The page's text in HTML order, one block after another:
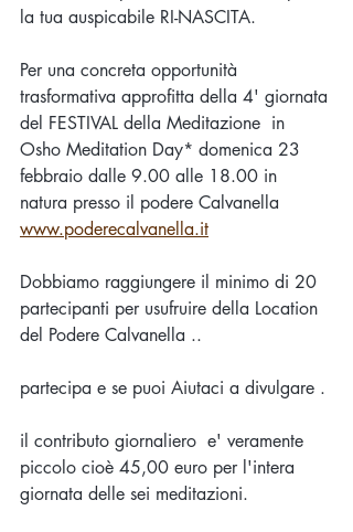
la tua auspicabile RI-NASCITA.
Per una concreta opportunità
trasformativa approfitta della 4' giornata
del FESTIVAL della Meditazione  in
Osho Meditation Day* domenica 23
febbraio dalle 9.00 alle 18.00 in
natura presso il podere Calvanella
www.poderecalvanella.it
Dobbiamo raggiungere il minimo di 20
partecipanti per usufruire della Location
del Podere Calvanella ..
partecipa e se puoi Aiutaci a divulgare .
il contributo giornaliero  e' veramente
piccolo cioè 45,00 euro per l'intera
giornata delle sei meditazioni.